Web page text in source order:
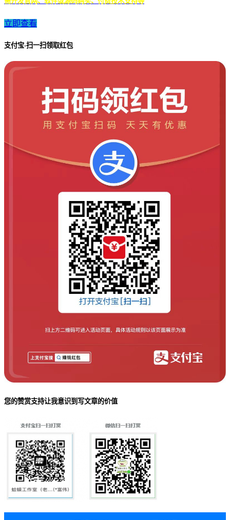
立即查看
支付宝-扫一扫领取红包
您的赞赏支持让我意识到写文章的价值